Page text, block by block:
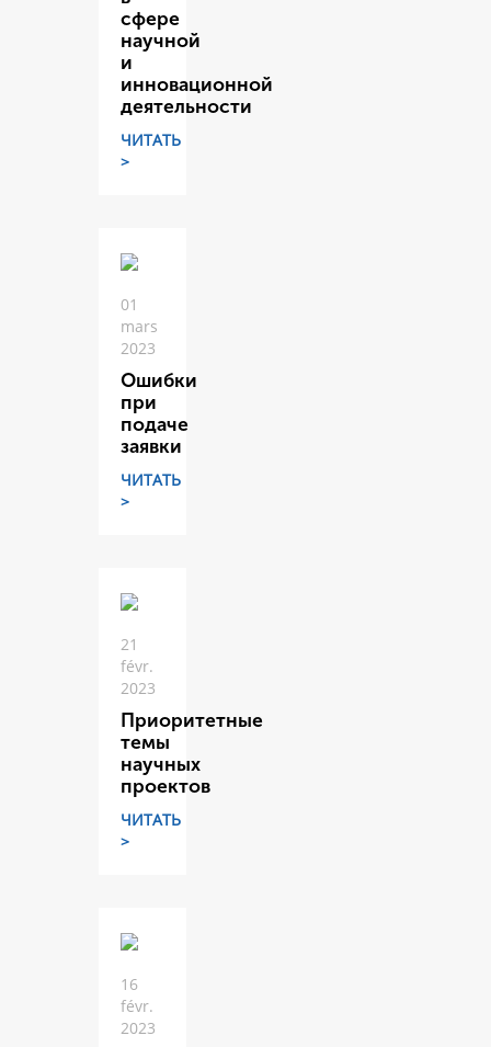
сфере
научной
и
инновационной
деятельности
ЧИТАТЬ
>
01
mars
2023
Ошибки
при
подаче
заявки
ЧИТАТЬ
>
21
févr.
2023
Приоритетные
темы
научных
проектов
ЧИТАТЬ
>
16
févr.
2023